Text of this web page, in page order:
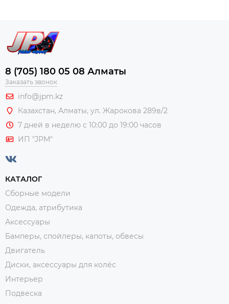
8 (705) 180 05 08 Алматы
Заказать звонок
info@jpm.kz
Казахстан, Алматы, ул. Жарокова 289в/2
7 дней в неделю с 10:00 до 19:00 часов
ИП "JPM"
КАТАЛОГ
Сборные модели
Одежда, атрибутика
Аксессуары
Бамперы, спойлеры, капоты, обвесы
Двигатель
Диски, аксессуары для колёс
Интерьер
Подвеска